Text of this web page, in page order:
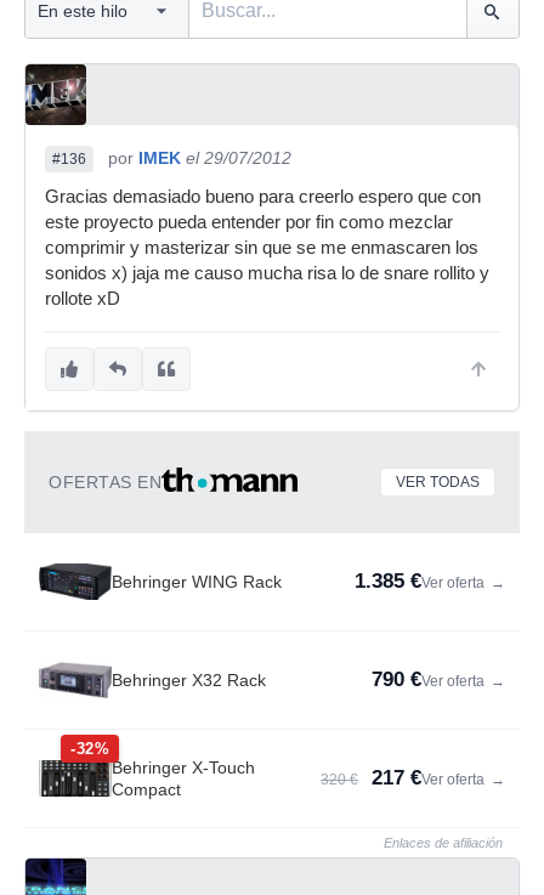
#136 por IMEK el 29/07/2012
Gracias demasiado bueno para creerlo espero que con
este proyecto pueda entender por fin como mezclar
comprimir y masterizar sin que se me enmascaren los
sonidos x) jaja me causo mucha risa lo de snare rollito y
rollote xD
OFERTAS EN VER TODAS
Behringer WING Rack 1.385 €Ver oferta →
Behringer X32 Rack 790 €Ver oferta →
-32%
Behringer X-Touch
Compact
320 € 217 €Ver oferta →
Enlaces de afiliación